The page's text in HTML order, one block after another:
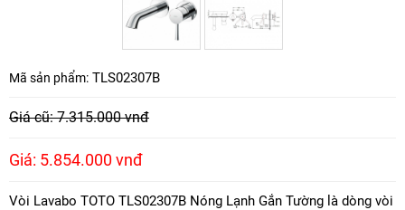
Mã sản phẩm: TLS02307B
Giá cũ: 7.315.000 vnđ
Giá: 5.854.000 vnđ
Vòi Lavabo TOTO TLS02307B Nóng Lạnh Gắn Tường là dòng vòi